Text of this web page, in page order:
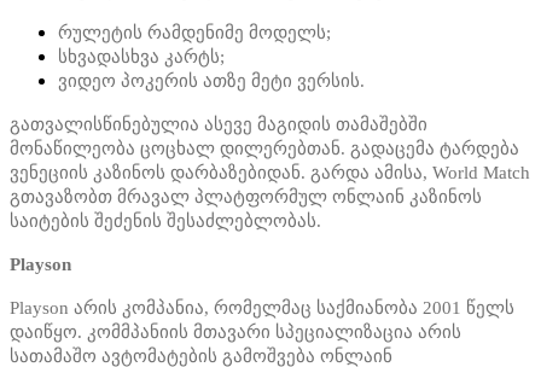
რულეტის რამდენიმე მოდელს;
სხვადასხვა კარტს;
ვიდეო პოკერის ათზე მეტი ვერსის.
გათვალისწინებულია ასევე მაგიდის თამაშებში
მონაწილეობა ცოცხალ დილერებთან. გადაცემა ტარდება
ვენეციის კაზინოს დარბაზებიდან. გარდა ამისა, World Match
გთავაზობთ მრავალ პლატფორმულ ონლაინ კაზინოს
საიტების შეძენის შესაძლებლობას.
Playson
Playson არის კომპანია, რომელმაც საქმიანობა 2001 წელს
დაიწყო. კომმპანიის მთავარი სპეციალიზაცია არის
სათამაშო ავტომატების გამოშვება ონლაინ